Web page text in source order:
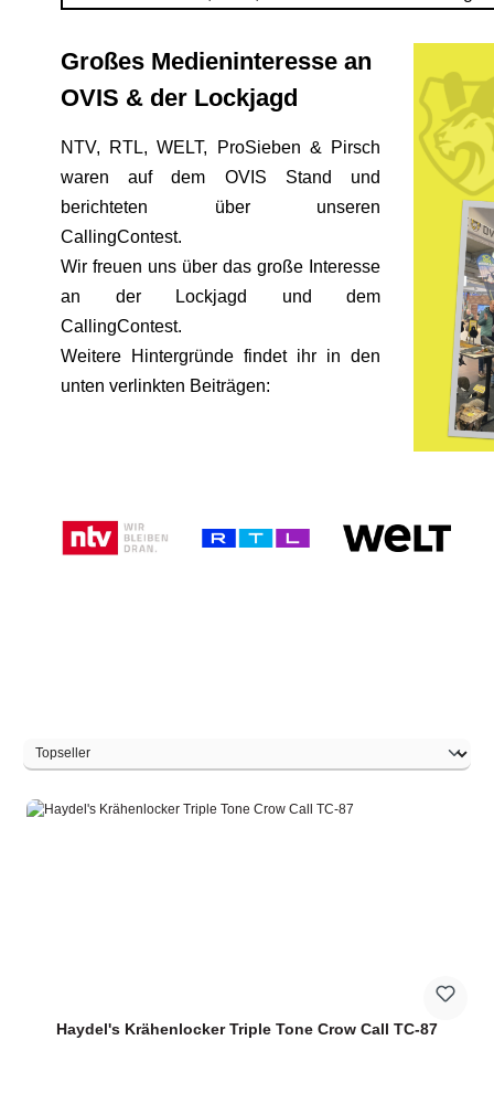
Großes Medieninteresse an
OVIS & der Lockjagd
NTV, RTL, WELT, ProSieben & Pirsch
waren auf dem OVIS Stand und
berichteten über unseren
CallingContest.
Wir freuen uns über das große Interesse
an der Lockjagd und dem
CallingContest.
Weitere Hintergründe findet ihr in den
unten verlinkten Beiträgen:
Haydel's Krähenlocker Triple Tone Crow Call TC-87